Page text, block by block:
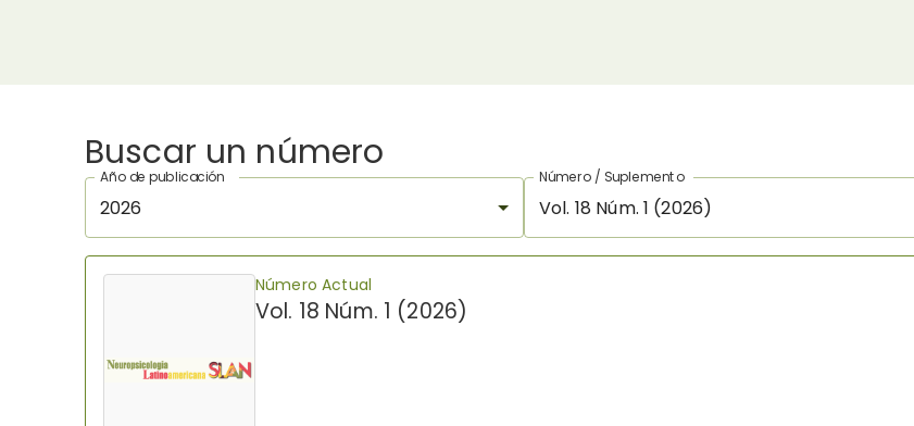
Buscar un número
Año de publicación
2026
Número / Suplemento
Vol. 18 Núm. 1 (2026)
Número Actual
Vol. 18 Núm. 1 (2026)